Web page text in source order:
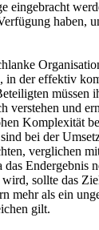
eingebracht
haben,
in der effektiv
müssen
verstehen und
Komplexität
bei der
verglichen
das Endergebnis
sollte das
mehr als ein
gilt.